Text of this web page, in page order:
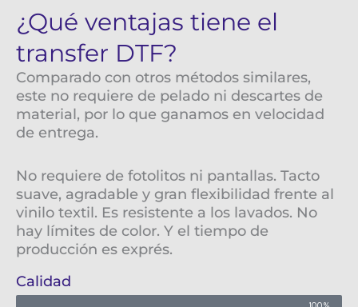
¿Qué ventajas tiene el
transfer DTF?
Comparado con otros métodos similares,
este no requiere de pelado ni descartes de
material, por lo que ganamos en velocidad
de entrega.
No requiere de fotolitos ni pantallas. Tacto
suave, agradable y gran flexibilidad frente al
vinilo textil. Es resistente a los lavados. No
hay límites de color. Y el tiempo de
producción es exprés.
Calidad